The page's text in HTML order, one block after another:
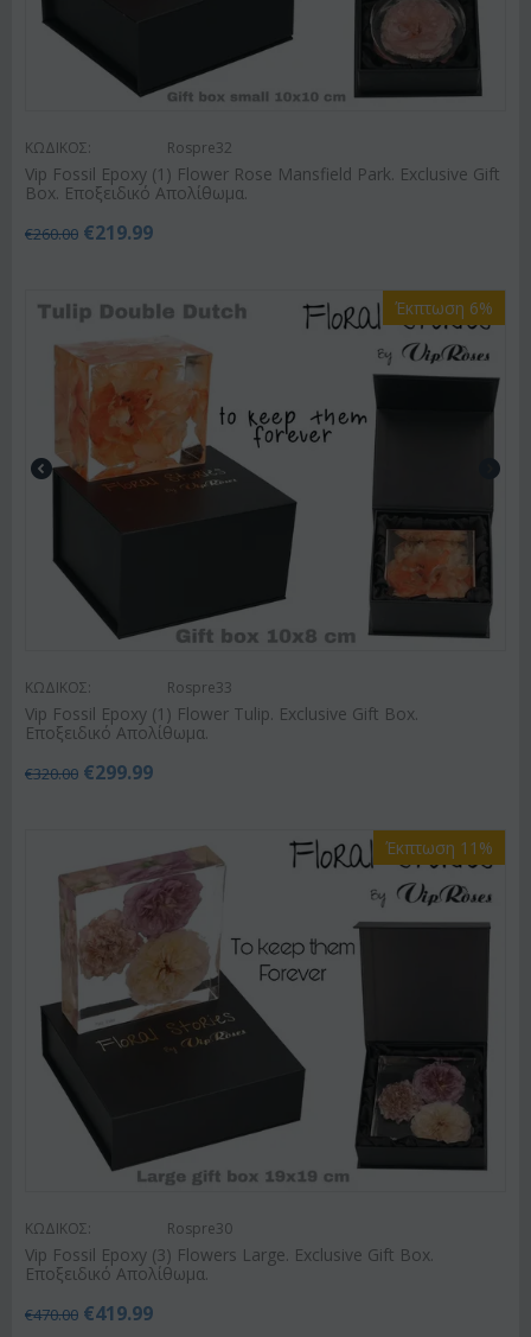
ΚΩΔΙΚΟΣ: Rospre32
Vip Fossil Epoxy (1) Flower Rose Mansfield Park. Exclusive Gift
Box. Εποξειδικό Απολίθωμα.
€260.00 €219.99
Έκπτωση 6%
ΚΩΔΙΚΟΣ: Rospre33
Vip Fossil Epoxy (1) Flower Tulip. Exclusive Gift Box.
Εποξειδικό Απολίθωμα.
€320.00 €299.99
Έκπτωση 11%
ΚΩΔΙΚΟΣ: Rospre30
Vip Fossil Epoxy (3) Flowers Large. Exclusive Gift Box.
Εποξειδικό Απολίθωμα.
€470.00 €419.99